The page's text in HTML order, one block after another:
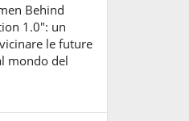
Behind
1.0": un
le future
mondo del